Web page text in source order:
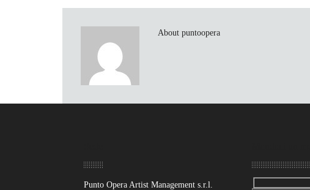
About puntoopera
Punto Opera Artist Management s.r.l.